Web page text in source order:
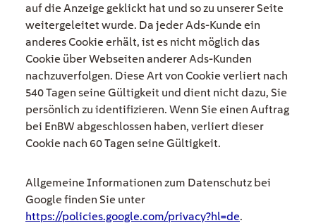
auf die Anzeige geklickt hat und so zu unserer Seite
weitergeleitet wurde. Da jeder Ads-Kunde ein
anderes Cookie erhält, ist es nicht möglich das
Cookie über Webseiten anderer Ads-Kunden
nachzuverfolgen. Diese Art von Cookie verliert nach
540 Tagen seine Gültigkeit und dient nicht dazu, Sie
persönlich zu identifizieren. Wenn Sie einen Auftrag
bei EnBW abgeschlossen haben, verliert dieser
Cookie nach 60 Tagen seine Gültigkeit.
Allgemeine Informationen zum Datenschutz bei
Google finden Sie unter
https://policies.google.com/privacy?hl=de.